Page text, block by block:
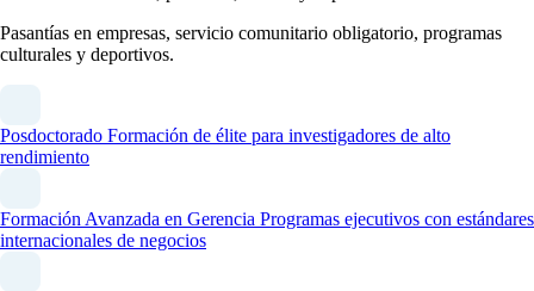
Pasantías en empresas, servicio comunitario obligatorio, programas
culturales y deportivos.
Posdoctorado Formación de élite para investigadores de alto
rendimiento
Formación Avanzada en Gerencia Programas ejecutivos con estándares
internacionales de negocios